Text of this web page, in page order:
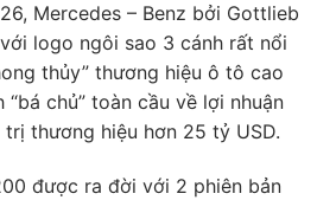
Mercedes – Benz bởi Gottlieb
logo ngôi sao 3 cánh rất nổi
thủy” thương hiệu ô tô cao
chủ” toàn cầu về lợi nhuận
thương hiệu hơn 25 tỷ USD.
được ra đời với 2 phiên bản